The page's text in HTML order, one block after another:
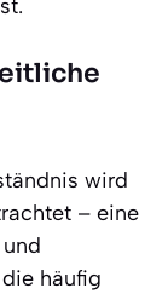
wird
– eine
häufig